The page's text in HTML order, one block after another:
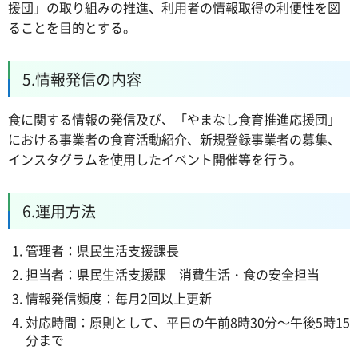
援団」の取り組みの推進、利用者の情報取得の利便性を図
ることを目的とする。
5.情報発信の内容
食に関する情報の発信及び、「やまなし食育推進応援団」
における事業者の食育活動紹介、新規登録事業者の募集、
インスタグラムを使用したイベント開催等を行う。
6.運用方法
管理者：県民生活支援課長
担当者：県民生活支援課 消費生活・食の安全担当
情報発信頻度：毎月2回以上更新
対応時間：原則として、平日の午前8時30分～午後5時15
分まで